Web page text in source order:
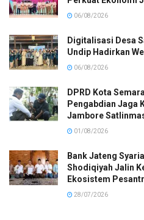
06/08/2026
Digitalisasi Desa
Undip Hadirkan
06/08/2026
DPRD Kota
Pengabdian Jaga
Jambore
01/08/2026
Bank Jateng
Shodiqiyah Jalin
Ekosistem
28/07/2026